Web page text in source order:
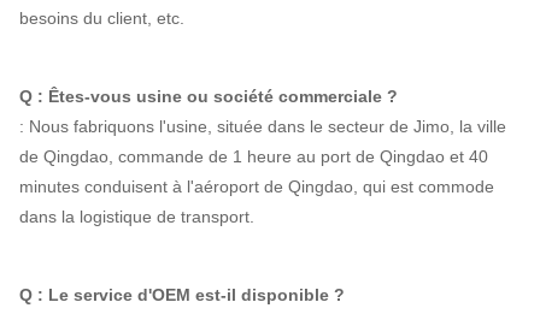
besoins du client, etc.
Q : Êtes-vous usine ou société commerciale ?
: Nous fabriquons l'usine, située dans le secteur de Jimo, la ville
de Qingdao, commande de 1 heure au port de Qingdao et 40
minutes conduisent à l'aéroport de Qingdao, qui est commode
dans la logistique de transport.
Q : Le service d'OEM est-il disponible ?